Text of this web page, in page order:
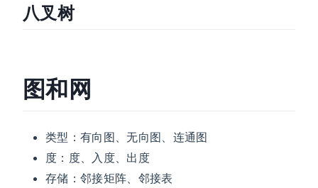
八叉树
图和网
类型：有向图、无向图、连通图
度：度、入度、出度
存储：邻接矩阵、邻接表